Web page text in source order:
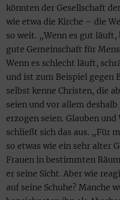
könnten der Gesellschaft
wie etwa die Kirche – die
so weit. „Wenn es gut
gute Gemeinschaft für
Wenn es schlecht läuft,
und ist zum Beispiel gegen
selbst kenne Christen, die
seien und vor allem
erzogen seien. Glauben
schließt sich das aus. „Für
so etwas wie ein sehr alter
Frauen in bestimmten
er seine Sicht. Aber wie
auf seine Schuhe? Manche